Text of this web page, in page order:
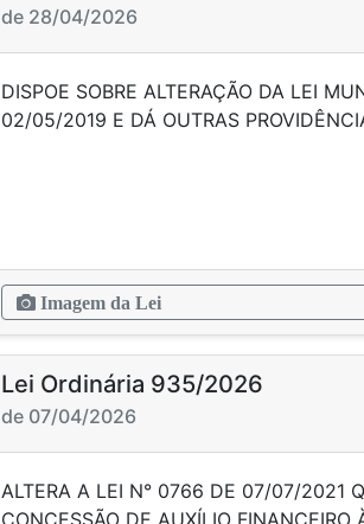
de 28/04/2026
DISPOE SOBRE ALTERAÇÃO DA LEI
02/05/2019 E DÁ OUTRAS
Imagem da Lei
Lei Ordinária 935/2026
de 07/04/2026
ALTERA A LEI N° 0766 DE 07/07/2021
CONCESSÃO DE AUXÍLIO FINANCEIRO